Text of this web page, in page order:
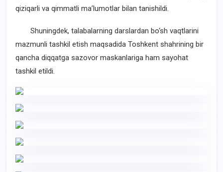
qiziqarli va qimmatli ma’lumotlar bilan tanishildi.
Shuningdek, talabalarning darslardan bo‘sh vaqtlarini
mazmunli tashkil etish maqsadida Toshkent shahrining bir
qancha diqqatga sazovor maskanlariga ham sayohat
tashkil etildi.